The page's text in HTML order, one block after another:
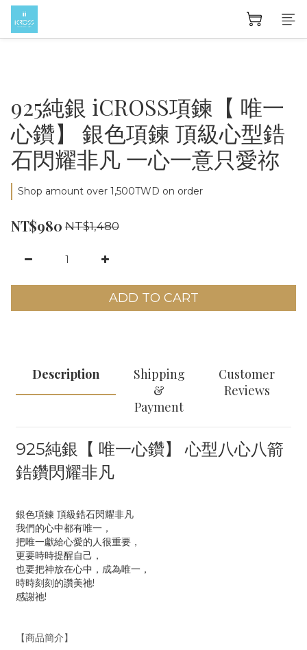
925純銀 iCROSS項鍊【 唯一
心鑽】 銀色項鍊 頂級心型鋯
石閃耀非凡 一心一意只愛祢
Shop amount over 1,500TWD on order
NT$980 NT$1,480
ADD TO CART
Description
Shipping
&
Payment
Customer
Reviews
925純銀【 唯一心鑽】 心型八心八箭
鋯鑽閃耀非凡
銀色項鍊 頂級鋯石閃耀非凡
我們的心中都有唯一，
把唯一獻給心愛的人很重要，
更要時時提醒自己，
也要把神放在心中，成為唯一，
時時刻刻的讚美祂!
感謝祂!
【商品簡介】